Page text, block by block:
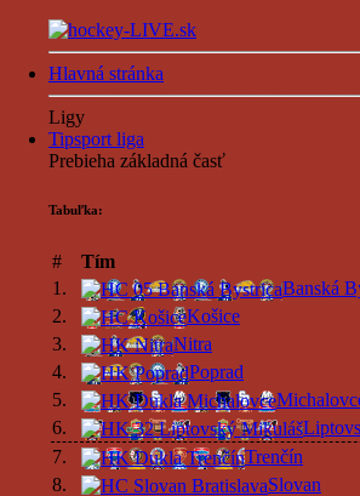
Hlavná stránka
Ligy
Tipsport liga
Prebieha základná časť
Tabuľka:
# Tím
1.
Banská
2.
Košice
3.
Nitra
4.
Poprad
5.
6.
7.
Trenčín
8.
Slovan